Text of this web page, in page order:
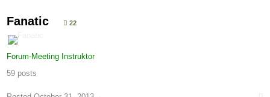
Fanatic 22
Forum-Meeting Instruktor
59 posts